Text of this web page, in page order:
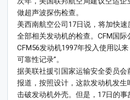
做超声波探伤检查。
美西南航空公司17日说，将加快
全部相关发动机的检查。CFM国
CFM56发动机1997年投入使用以
可靠性记录”。
据美联社援引国家运输安全委员会
报道，按照设计，这款发动机发
击破发动机外壳。但是，17日的